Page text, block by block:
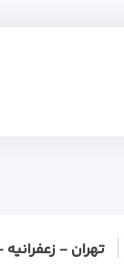
تهران - زعفرانیه -